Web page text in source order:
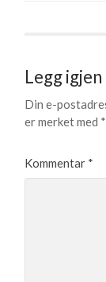
Legg
Din e-
er merket med *
Kommentar *